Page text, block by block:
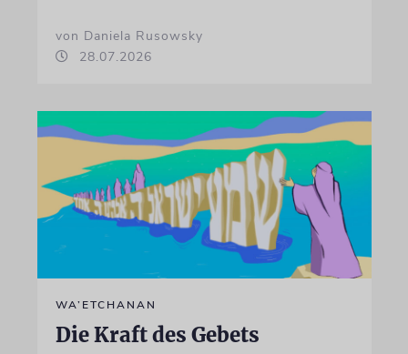
von Daniela Rusowsky
28.07.2026
WA’ETCHANAN
Die Kraft des Gebets